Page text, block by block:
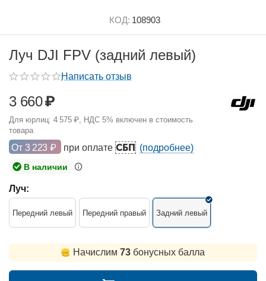
КОД: 108903
Луч DJI FPV (задний левый)
Написать отзыв
3 660₽
Для юрлиц: 4 575 ₽, НДС 5% включен в стоимость
товара
От 3 223 ₽ при оплате СБП (подробнее)
В наличии
Луч:
Передний левый Передний правый Задний левый
Начислим 73 бонусных балла